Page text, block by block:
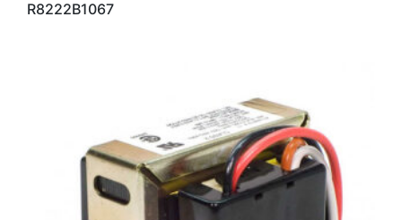
R8222B1067